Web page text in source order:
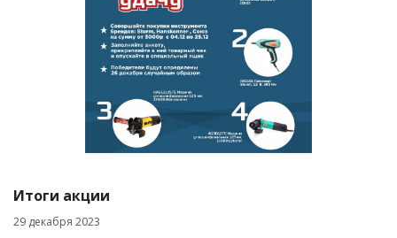
Итоги акции
29 декабря 2023